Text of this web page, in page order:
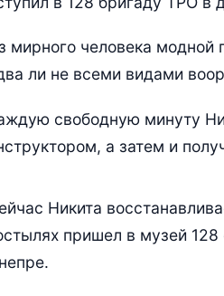
мирного человека модной
ли не всеми видами
свободную минуту
а затем и
Никита
пришел в музей